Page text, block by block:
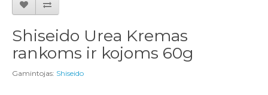
Shiseido Urea Kremas
rankoms ir kojoms 60g
Gamintojas: Shiseido